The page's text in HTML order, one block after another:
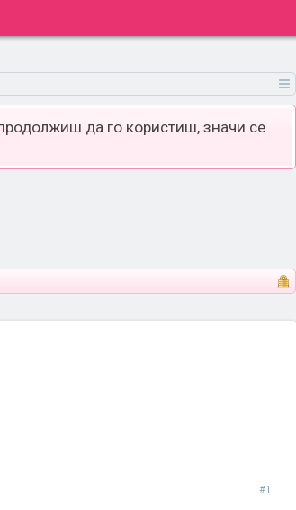
да го користиш, значи се
#1